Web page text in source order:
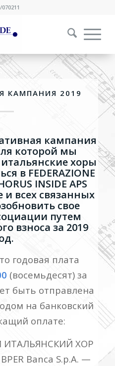
КАМПАНИЯ 2019
кампания
которой мы
хоры
в FEDERAZIONE
INSIDE APS
и всех связанных
свое
путем
взноса за 2019
годовая плата
(восемьдесят) за
быть отправлена
на банковский
оплате:
ИТАЛЬЯНСКИЙ ХОР
Banca S.p.A. —